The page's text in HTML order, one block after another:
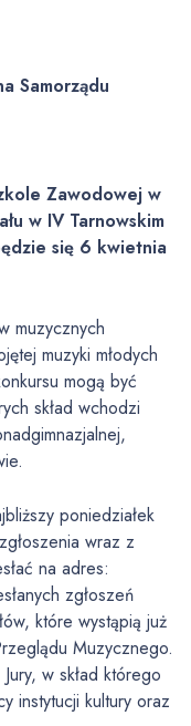
Samorządu
Zawodowej w
w IV Tarnowskim
się 6 kwietnia
muzycznych
muzyki młodych
mogą być
skład wchodzi
poniedziałek
wraz z
na adres:
zgłoszeń
które wystąpią już
Muzycznego.
w skład którego
instytucji kultury oraz